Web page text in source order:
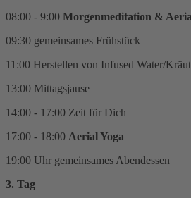
08:00 - 9:00 Morgenmeditation &
09:30 gemeinsames Frühstück
11:00 Herstellen von Infused Water/
13:00 Mittagsjause
14:00 - 17:00 Zeit für Dich
17:00 - 18:00 Aerial Yoga
19:00 Uhr gemeinsames Abendessen
3. Tag